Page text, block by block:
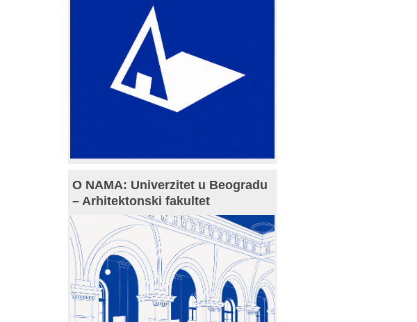
O NAMA: Univerzitet u Beogradu
– Arhitektonski fakultet